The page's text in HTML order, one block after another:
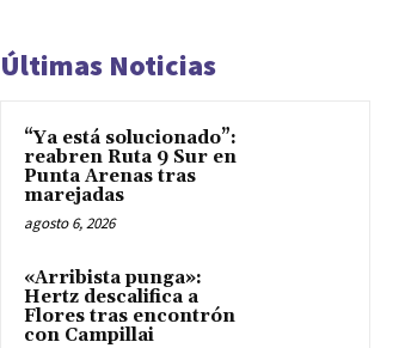
Últimas Noticias
“Ya está solucionado”:
reabren Ruta 9 Sur en
Punta Arenas tras
marejadas
agosto 6, 2026
«Arribista punga»:
Hertz descalifica a
Flores tras encontrón
con Campillai